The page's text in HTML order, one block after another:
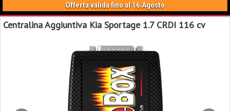
Offerta valida fino al 16 Agosto
Centralina Aggiuntiva Kia Sportage 1.7 CRDI 116 cv